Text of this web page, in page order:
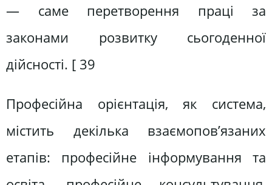
— саме перетворення праці за
законами розвитку сьогоденної
дійсності. [ 39
Професійна орієнтація, як система,
містить декілька взаємопов’язаних
етапів: професійне інформування та